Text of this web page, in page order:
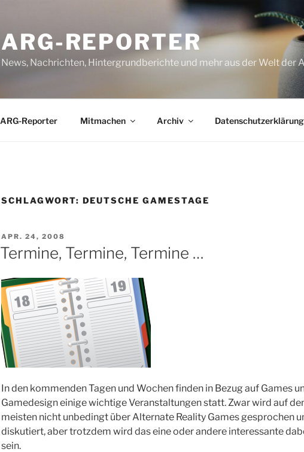
ARG-REPORTER
News, Nachrichten, Hintergrundberichte und mehr aus der Welt der
ARG-Reporter Mitmachen Archiv Datenschutzerklärung
SCHLAGWORT: DEUTSCHE GAMESTAGE
VERÖFFENTLICHT
AM
APR. 24, 2008
Termine, Termine, Termine …
In den kommenden Tagen und Wochen finden in Bezug auf Games
Gamedesign einige wichtige Veranstaltungen statt. Zwar wird auf
meisten nicht unbedingt über Alternate Reality Games gesprochen
diskutiert, aber trotzdem wird das eine oder andere interessante
sein.